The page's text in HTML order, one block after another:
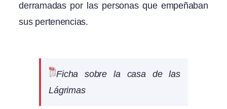
derramadas por las personas que empeñaban
sus pertenencias.
Ficha sobre la casa de las
Lágrimas